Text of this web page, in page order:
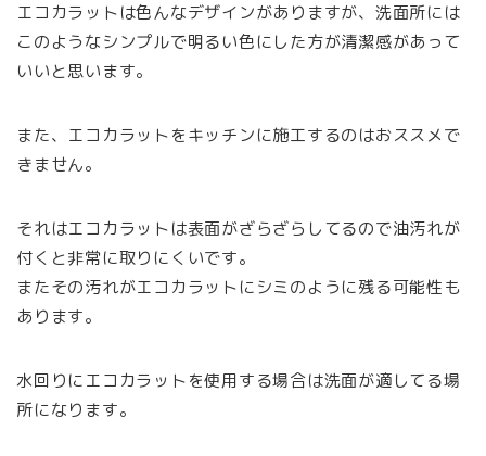
エコカラットは色んなデザインがありますが、洗面所には
このようなシンプルで明るい色にした方が清潔感があって
いいと思います。
また、エコカラットをキッチンに施工するのはおススメで
きません。
それはエコカラットは表面がざらざらしてるので油汚れが
付くと非常に取りにくいです。
またその汚れがエコカラットにシミのように残る可能性も
あります。
水回りにエコカラットを使用する場合は洗面が適してる場
所になります。